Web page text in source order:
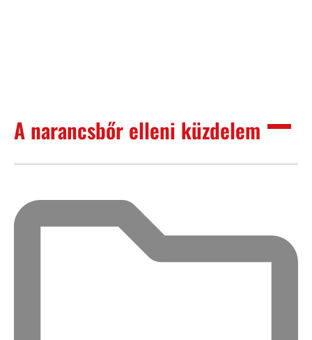
A narancsbőr elleni küzdelem